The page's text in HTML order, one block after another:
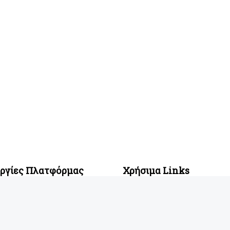
Πλατφόρμας Χρήσιμα Links